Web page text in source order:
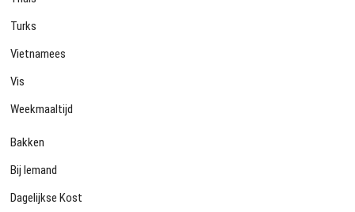
Turks
Vietnamees
Vis
Weekmaaltijd
Bakken
Bij Iemand
Dagelijkse Kost